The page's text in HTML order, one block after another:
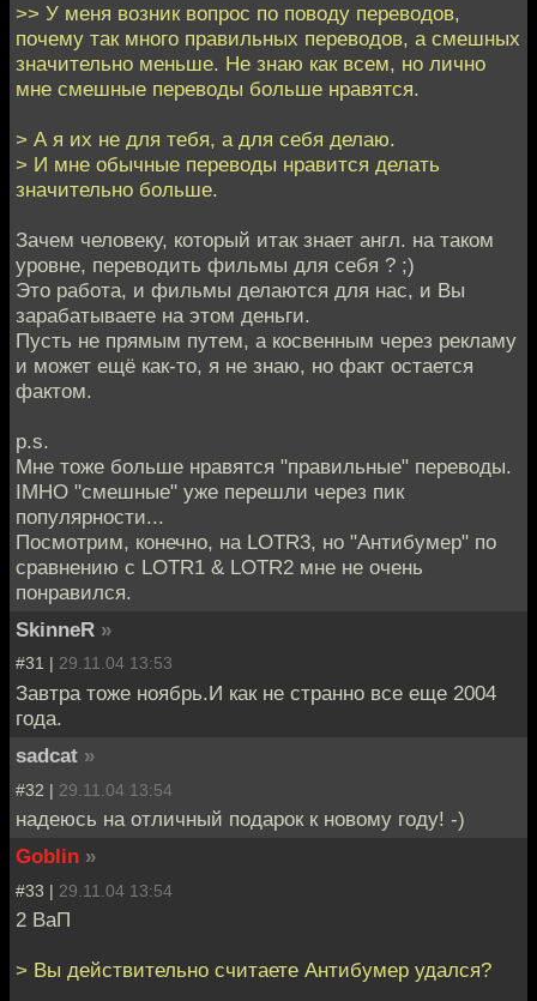
>> У меня возник вопрос по поводу переводов,
почему так много правильных переводов, а смешных
значительно меньше. Не знаю как всем, но лично
мне смешные переводы больше нравятся.
> А я их не для тебя, а для себя делаю.
> И мне обычные переводы нравится делать
значительно больше.
Зачем человеку, который итак знает англ. на таком
уровне, переводить фильмы для себя ? ;)
Это работа, и фильмы делаются для нас, и Вы
зарабатываете на этом деньги.
Пусть не прямым путем, а косвенным через рекламу
и может ещё как-то, я не знаю, но факт остается
фактом.
p.s.
Мне тоже больше нравятся "правильные" переводы.
IMHO "смешные" уже перешли через пик
популярности...
Посмотрим, конечно, на LOTR3, но "Антибумер" по
сравнению с LOTR1 & LOTR2 мне не очень
понравился.
SkinneR »
#31 | 29.11.04 13:53
Завтра тоже ноябрь.И как не странно все еще 2004
года.
sadcat »
#32 | 29.11.04 13:54
надеюсь на отличный подарок к новому году! -)
Goblin »
#33 | 29.11.04 13:54
2 ВаП
> Вы действительно считаете Антибумер удался?